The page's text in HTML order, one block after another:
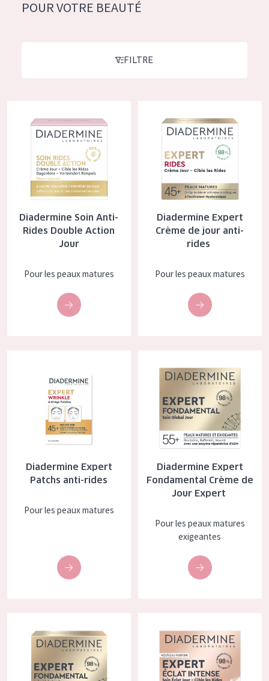
Hydratation et éclat
Régénération de la peau
TYPE DE PRODUIT
Crème de Jour
Crème de Nuit
Sérum
Démaquillants
COLLECTION
Essentials
TYPE DE PEAU
Peau sensible
Peau normale à sèche
Peau mature
Âge : 35 à 55 ans
German
POUR VOTRE BEAUTÉ
FILTRE
Diadermine Soin Anti-
Rides Double Action
Jour
Pour les peaux matures
Diadermine Expert
Crème de jour anti-
rides
Pour les peaux matures
Diadermine Expert
Patchs anti-rides
Pour les peaux matures
Diadermine Expert
Fondamental Crème de
Jour Expert
Pour les peaux matures
exigeantes